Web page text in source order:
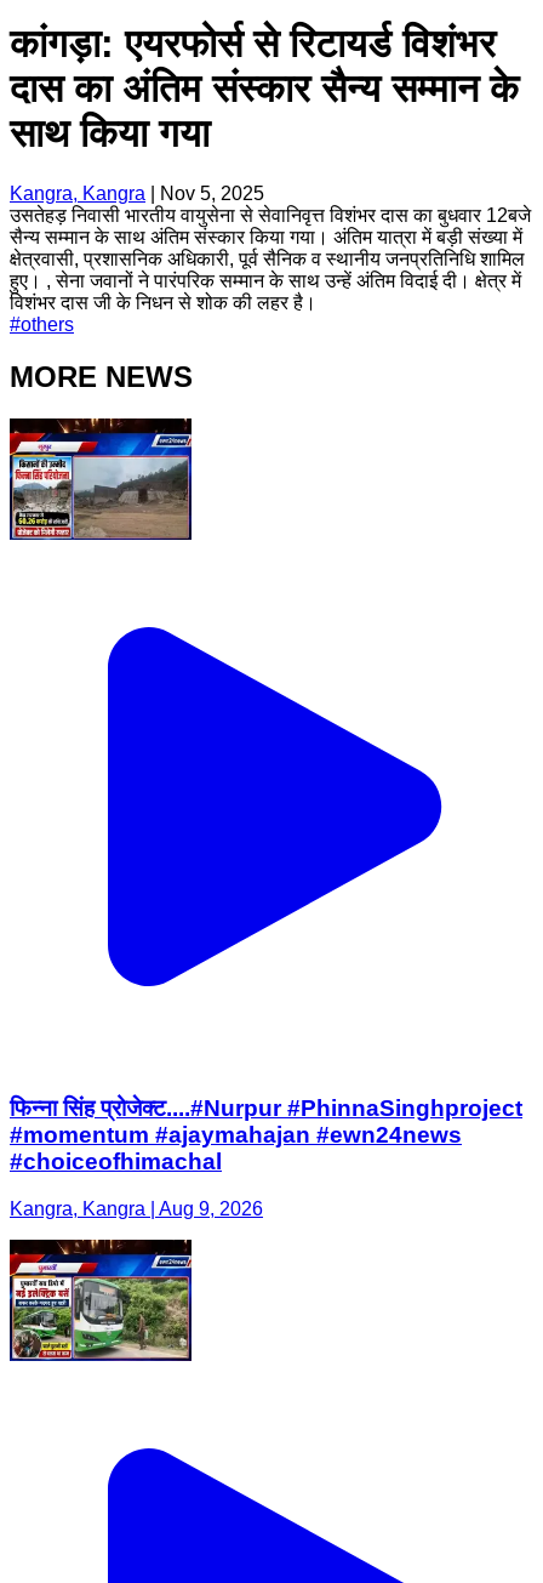
कांगड़ा: एयरफोर्स से रिटायर्ड विशंभर
दास का अंतिम संस्कार सैन्य सम्मान के
साथ किया गया
Kangra, Kangra
Nov 5, 2025
उसतेहड़ निवासी भारतीय वायुसेना से सेवानिवृत्त विशंभर दास का बुधवार 12बजे
सैन्य सम्मान के साथ अंतिम संस्कार किया गया। अंतिम यात्रा में बड़ी संख्या में
क्षेत्रवासी, प्रशासनिक अधिकारी, पूर्व सैनिक व स्थानीय जनप्रतिनिधि शामिल
हुए। , सेना जवानों ने पारंपरिक सम्मान के साथ उन्हें अंतिम विदाई दी। क्षेत्र में
विशंभर दास जी के निधन से शोक की लहर है।
#others
MORE NEWS
फिन्ना सिंह प्रोजेक्ट....#Nurpur #PhinnaSinghproject
#momentum #ajaymahajan #ewn24news
#choiceofhimachal
Kangra, Kangra | Aug 9, 2026